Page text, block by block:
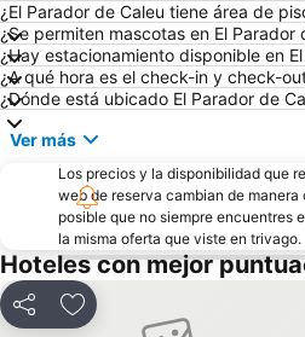
¿El Parador de Caleu tiene área de
¿Se permiten mascotas en El Parador
¿Hay estacionamiento disponible en
¿A qué hora es el check-in y check-
¿Dónde está ubicado El Parador de
Ver más
Los precios y la disponibilidad que
web de reserva cambian de
posible que no siempre encuentres
la misma oferta que viste en trivago.
Hoteles con mejor
CompartirAgregar a favoritos